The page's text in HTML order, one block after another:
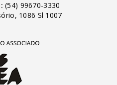
(54) 99670-3330
1086 Sl 1007